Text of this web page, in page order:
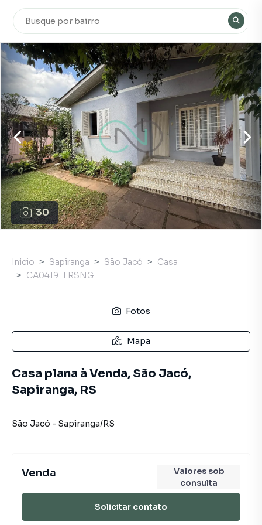
30
Início Sapiranga São Jacó
Casa
CA0419_FRSNG
Fotos
Mapa
Casa plana à Venda, São Jacó,
Sapiranga, RS
São Jacó - Sapiranga/RS
Venda
Valores sob
consulta
Solicitar contato